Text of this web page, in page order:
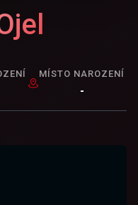
MÍSTO NAROZENÍ
-